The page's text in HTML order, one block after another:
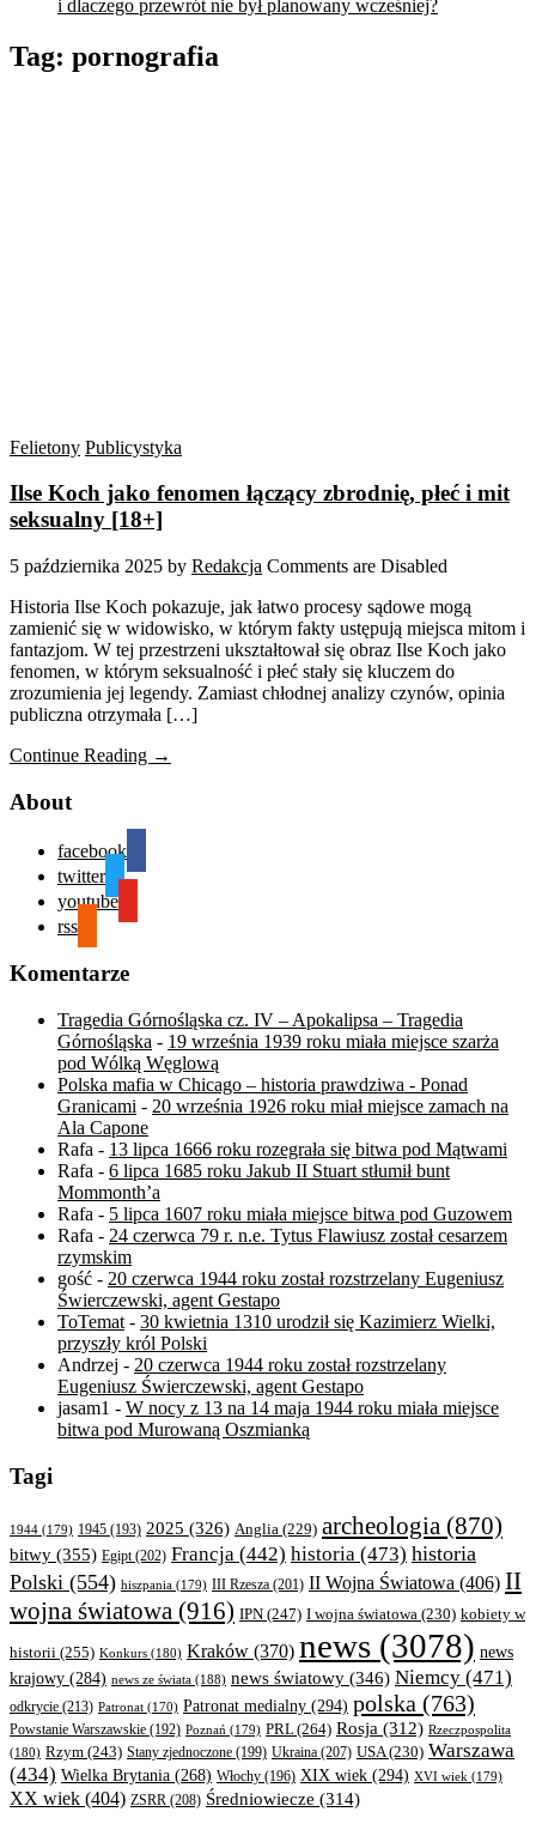
i dlaczego przewrót nie był planowany wcześniej?
Tag: pornografia
Felietony Publicystyka
Ilse Koch jako fenomen łączący zbrodnię, płeć i mit
seksualny [18+]
5 października 2025 by Redakcja Comments are Disabled
Historia Ilse Koch pokazuje, jak łatwo procesy sądowe mogą
zamienić się w widowisko, w którym fakty ustępują miejsca mitom i
fantazjom. W tej przestrzeni ukształtował się obraz Ilse Koch jako
fenomen, w którym seksualność i płeć stały się kluczem do
zrozumienia jej legendy. Zamiast chłodnej analizy czynów, opinia
publiczna otrzymała […]
Continue Reading →
About
facebook
twitter
youtube
rss
Komentarze
Tragedia Górnośląska cz. IV – Apokalipsa – Tragedia
Górnośląska - 19 września 1939 roku miała miejsce szarża
pod Wólką Węglową
Polska mafia w Chicago – historia prawdziwa - Ponad
Granicami - 20 września 1926 roku miał miejsce zamach na
Ala Capone
Rafa - 13 lipca 1666 roku rozegrała się bitwa pod Mątwami
Rafa - 6 lipca 1685 roku Jakub II Stuart stłumił bunt
Mommonth’a
Rafa - 5 lipca 1607 roku miała miejsce bitwa pod Guzowem
Rafa - 24 czerwca 79 r. n.e. Tytus Flawiusz został cesarzem
rzymskim
gość - 20 czerwca 1944 roku został rozstrzelany Eugeniusz
Świerczewski, agent Gestapo
ToTemat - 30 kwietnia 1310 urodził się Kazimierz Wielki,
przyszły król Polski
Andrzej - 20 czerwca 1944 roku został rozstrzelany
Eugeniusz Świerczewski, agent Gestapo
jasam1 - W nocy z 13 na 14 maja 1944 roku miała miejsce
bitwa pod Murowaną Oszmianką
Tagi
1944 (179) 1945 (193) 2025 (326) Anglia (229) archeologia (870)
bitwy (355) Egipt(202) Francja (442) historia (473) historia
Polski (554) hiszpania (179) III Rzesza (201) II Wojna Światowa (406) II
wojna światowa (916) IPN (247) I wojna światowa (230) kobiety w
historii (255) Konkurs (180) Kraków (370) news (3078) news
krajowy (284) news ze świata (188) news światowy (346) Niemcy (471)
odkrycie (213) Patronat (170) Patronat medialny (294) polska (763)
Powstanie Warszawskie (192) Poznań (179) PRL(264) Rosja (312) Rzeczpospolita
(180) Rzym (243) Stany zjednoczone (199) Ukraina (207) USA(230) Warszawa
(434) Wielka Brytania (268) Włochy (196) XIX wiek (294) XVI wiek (179)
XX wiek (404) ZSRR (208) Średniowiecze (314)